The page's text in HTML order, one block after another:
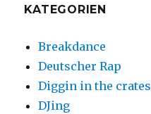
KATEGORIEN
Breakdance
Deutscher Rap
Diggin in the crates
DJing